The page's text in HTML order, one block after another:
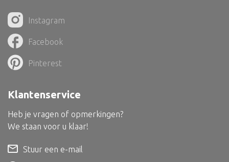
Pilaar
Pot
Schaal
Mand
Roomdevider
Instagram
Facebook
Pinterest
Klantenservice
Heb je vragen of opmerkingen?
We staan voor u klaar!
Stuur een e-mail